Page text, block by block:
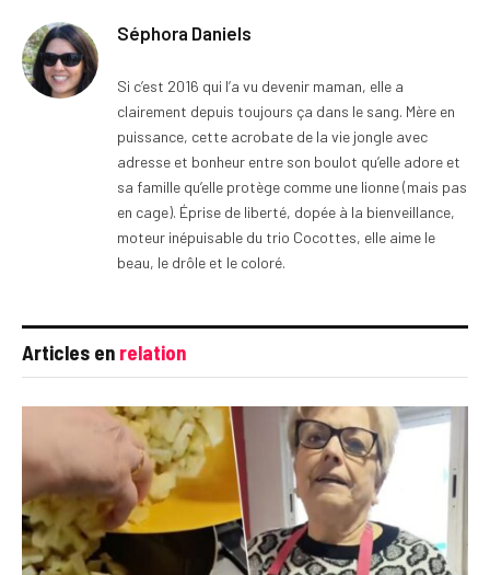
Séphora Daniels
Si c’est 2016 qui l’a vu devenir maman, elle a
clairement depuis toujours ça dans le sang. Mère en
puissance, cette acrobate de la vie jongle avec
adresse et bonheur entre son boulot qu’elle adore et
sa famille qu’elle protège comme une lionne (mais pas
en cage). Éprise de liberté, dopée à la bienveillance,
moteur inépuisable du trio Cocottes, elle aime le
beau, le drôle et le coloré.
Articles en relation